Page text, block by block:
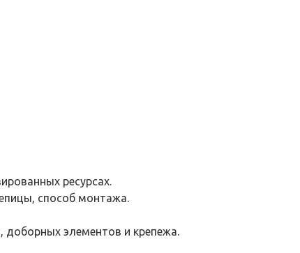
ресурсах.
способ монтажа.
элементов и крепежа.